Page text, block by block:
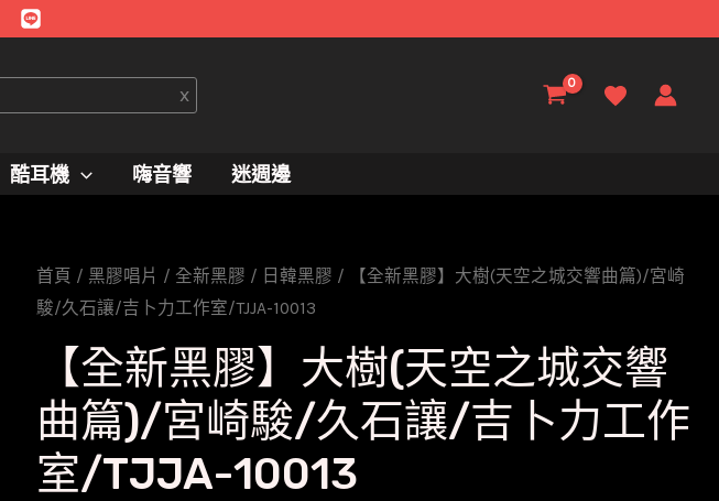
x
酷耳機 嗨音響 迷週邊
首頁 / 黑膠唱片 / 全新黑膠 / 日韓黑膠 / 【全新黑膠】大樹(天空之城交響曲篇)/宮崎
駿/久石讓/吉卜力工作室/TJJA-10013
【全新黑膠】大樹(天空之城交響
曲篇)/宮崎駿/久石讓/吉卜力工作
室/TJJA-10013